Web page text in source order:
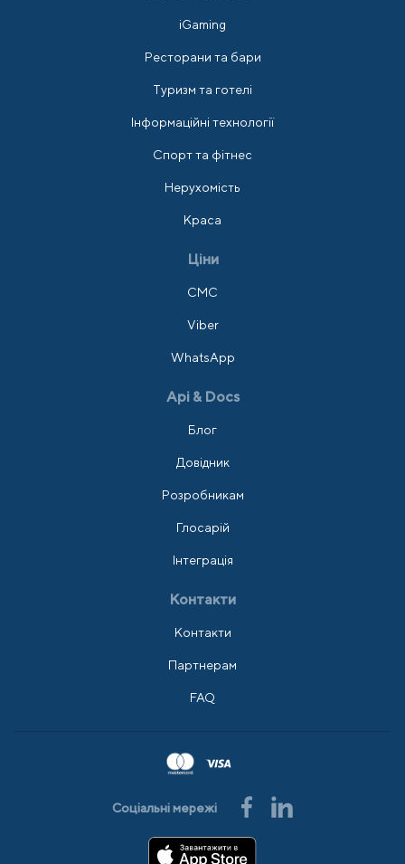
iGaming
Ресторани та бари
Туризм та готелі
Інформаційні технології
Спорт та фітнес
Нерухомість
Краса
Ціни
СМС
Viber
WhatsApp
Api & Docs
Блог
Довідник
Розробникам
Глосарій
Інтеграція
Контакти
Контакти
Партнерам
FAQ
Соціальні мережі